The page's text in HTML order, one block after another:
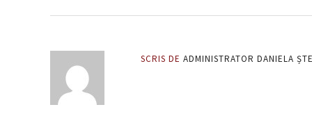
SCRIS DE ADMINISTRATOR DANIELA